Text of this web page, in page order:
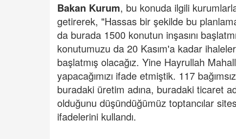
Bakan Kurum, bu konuda ilgili
getirerek, "Hassas bir şekilde bu
da burada 1500 konutun inşasını
konutumuzu da 20 Kasım'a kadar
başlatmış olacağız. Yine Hayrullah
yapacağımızı ifade etmiştik. 117
buradaki üretim adına, buradaki ticaret
olduğunu düşündüğümüz toptancılar
ifadelerini kullandı.